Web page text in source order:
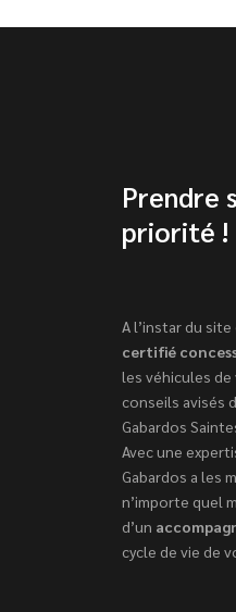
Prendre
priorité !
A l’instar du
certifié
les véhicules
conseils avisés
Gabardos
Avec une
Gabardos a les
n’importe quel
d’un
cycle de vie de